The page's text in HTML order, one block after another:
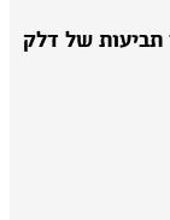
של דלק